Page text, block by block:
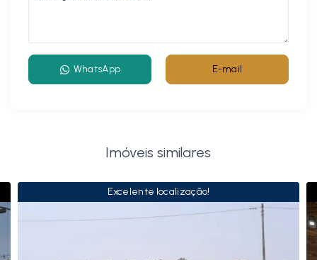
WhatsApp E-mail
Imóveis similares
Excelente localização!